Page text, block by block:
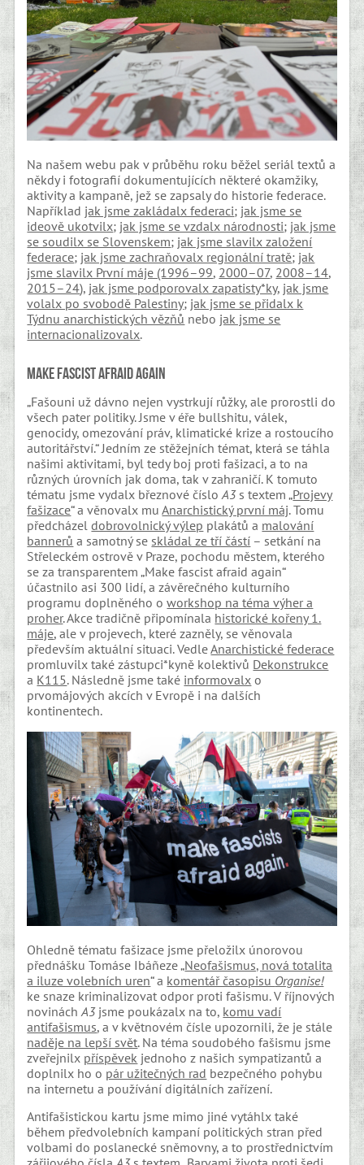
Na našem webu pak v průběhu roku běžel seriál textů a
někdy i fotografií dokumentujících některé okamžiky,
aktivity a kampaně, jež se zapsaly do historie federace.
Například jak jsme zakládalx federaci; jak jsme se
ideově ukotvilx; jak jsme se vzdalx národnosti; jak jsme
se soudilx se Slovenskem; jak jsme slavilx založení
federace; jak jsme zachraňovalx regionální tratě; jak
jsme slavilx První máje (1996–99, 2000–07, 2008–14,
2015–24), jak jsme podporovalx zapatisty*ky, jak jsme
volalx po svobodě Palestiny; jak jsme se přidalx k
Týdnu anarchistických vězňů nebo jak jsme se
internacionalizovalx.
Make fascist afraid again
„Fašouni už dávno nejen vystrkují růžky, ale prorostli do
všech pater politiky. Jsme v éře bullshitu, válek,
genocidy, omezování práv, klimatické krize a rostoucího
autoritářství.“ Jedním ze stěžejních témat, která se táhla
našimi aktivitami, byl tedy boj proti fašizaci, a to na
různých úrovních jak doma, tak v zahraničí. K tomuto
tématu jsme vydalx březnové čísloA3s textem „Projevy
fašizace“ a věnovalx muAnarchistický první máj. Tomu
předcházeldobrovolnický výlep plakátů a malování
bannerů a samotný seskládal ze tří částí – setkání na
Střeleckém ostrově v Praze, pochodu městem, kterého
se za transparentem „Make fascist afraid again“
účastnilo asi 300 lidí, a závěrečného kulturního
programu doplněného oworkshop na téma výher a
proher. Akce tradičně připomínala historické kořeny 1.
máje, ale v projevech, které zazněly, se věnovala
především aktuální situaci. VedleAnarchistické federace
promluvilx také zástupci*kyně kolektivů Dekonstrukce
a K115. Následně jsme také informovalx o
prvomájových akcích v Evropě i na dalších
kontinentech.
Ohledně tématu fašizace jsme přeložilx únorovou
přednášku Tomáse Ibáñeze „Neofašismus, nová totalita
a iluze volebních uren“ a komentář časopisu Organise!
ke snaze kriminalizovat odpor proti fašismu. V říjnových
novináchA3jsme poukázalx na to, komu vadí
antifašismus, a v květnovém čísle upozornili, že je stále
naděje na lepší svět. Na téma soudobého fašismu jsme
zveřejnilx příspěvek jednoho z našich sympatizantů a
doplnilx ho o pár užitečných rad bezpečného pohybu
na internetu a používání digitálních zařízení.
Antifašistickou kartu jsme mimo jiné vytáhlx také
během předvolebních kampaní politických stran před
volbami do poslanecké sněmovny, a to prostřednictvím